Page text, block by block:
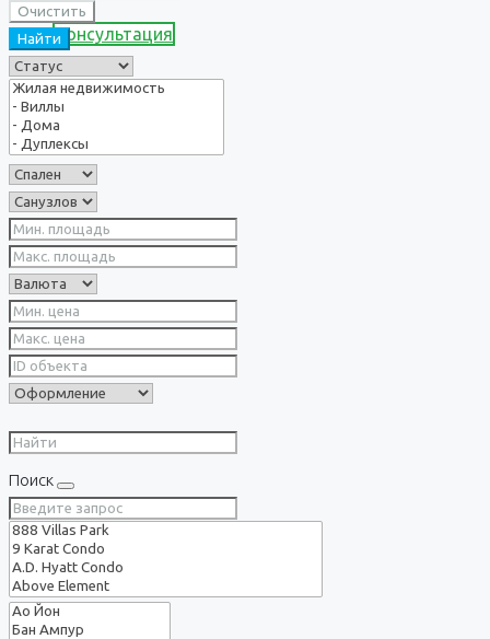
Консультация
Очистить
Найти
Поиск